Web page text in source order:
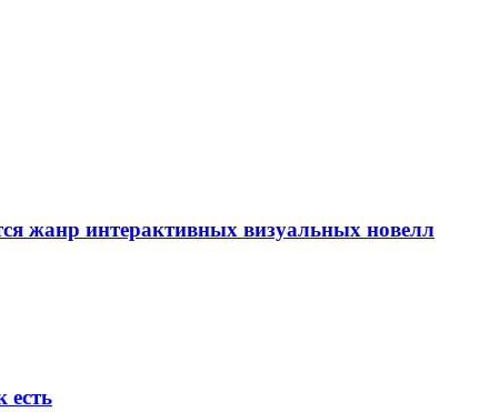
жанр интерактивных визуальных новелл
есть